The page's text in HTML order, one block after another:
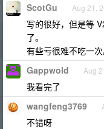
ScotGu Aug 21,
写的很好，但是等
了。
有些亏很难不吃一次
Gappwold Aug
我看完了
wangfeng3769
不错呀